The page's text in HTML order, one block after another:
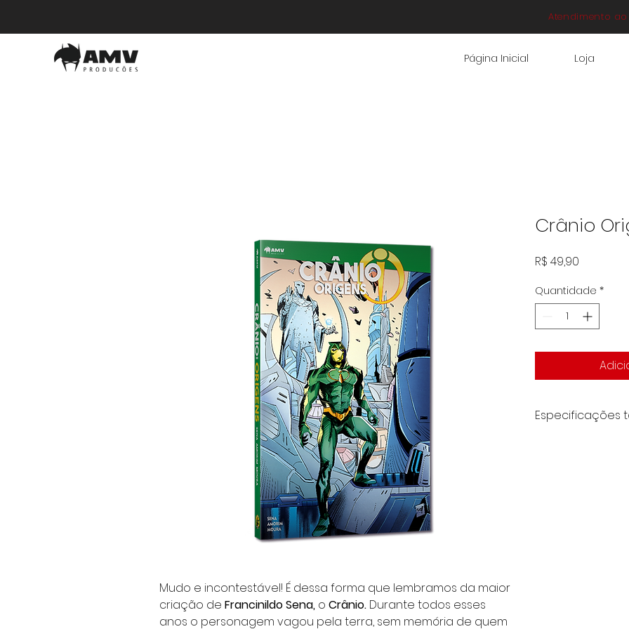
Atendimento
Página Inicial Loja
Mudo e incontestável! É dessa forma que lembramos da maior
criação de Francinildo Sena, o Crânio. Durante todos esses
anos o personagem vagou pela terra, sem memória de quem
Crânio
R$ 49,90
Quantidade *
Especificações